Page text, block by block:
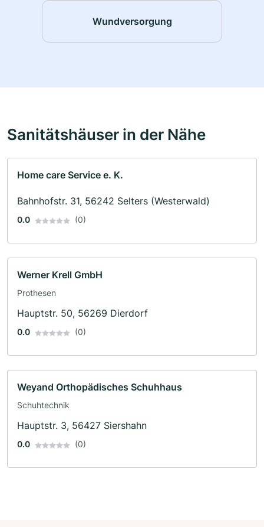
Wundversorgung
Sanitätshäuser in der Nähe
Home care Service e. K.
Bahnhofstr. 31, 56242 Selters (Westerwald)
0.0 (0)
Werner Krell GmbH
Prothesen
Hauptstr. 50, 56269 Dierdorf
0.0 (0)
Weyand Orthopädisches Schuhhaus
Schuhtechnik
Hauptstr. 3, 56427 Siershahn
0.0 (0)